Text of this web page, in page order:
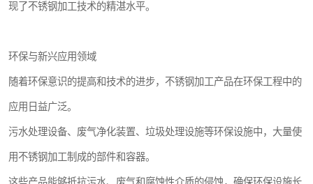
现了不锈钢加工技术的精湛水平。
环保与新兴应用领域
随着环保意识的提高和技术的进步，不锈钢加工产品在环保工程中的
应用日益广泛。
污水处理设备、废气净化装置、垃圾处理设施等环保设施中，大量使
用不锈钢加工制成的部件和容器。